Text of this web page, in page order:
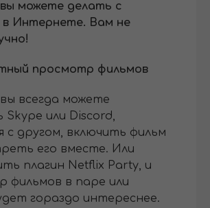
можете делать с
в Интернете. Вам не
просмотр фильмов
всегда можете
Skype или Discord,
с другом, включить фильм
его вместе. Или
плагин Netflix Party, и
фильмов в паре или
гораздо интереснее.